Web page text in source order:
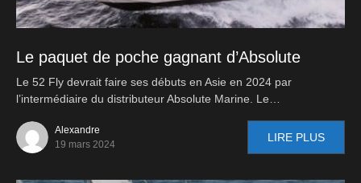
Le paquet de poche gagnant d’Absolute
Le 52 Fly devrait faire ses débuts en Asie en 2024 par
l’intermédiaire du distributeur Absolute Marine. Le…
Alexandre
19 mars 2024
LIRE PLUS